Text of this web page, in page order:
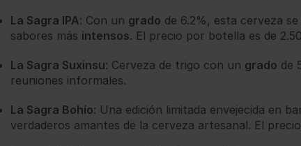
La Sagra IPA: Con un grado de 6.2%, esta cerveza
sabores más intensos. El precio por botella es de
La Sagra Suxinsu: Cerveza de trigo con un grado de
reuniones informales.
La Sagra Bohío: Una edición limitada envejecida en
verdaderos amantes de la cerveza artesanal. El